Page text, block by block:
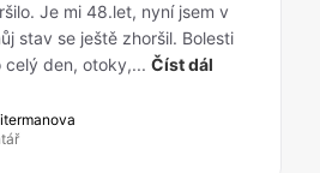
Je mi 48.let, nyní jsem v
stav se ještě zhoršil. Bolesti
celý den, otoky,... Číst dál